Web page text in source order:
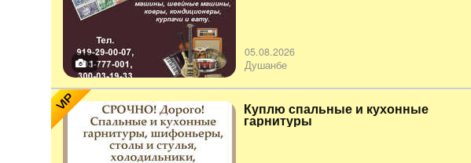
05.08.2026
1
Душанбе
VIP
Куплю спальные и кухонные
гарнитуры